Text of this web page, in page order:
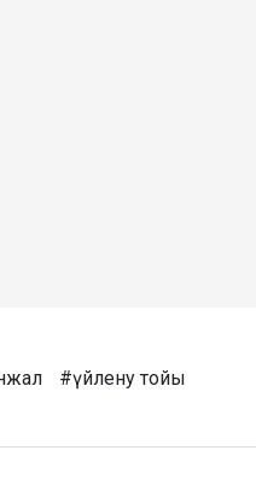
#үйлену тойы